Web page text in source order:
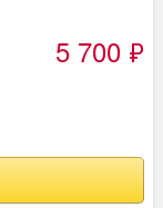
5 700 ₽